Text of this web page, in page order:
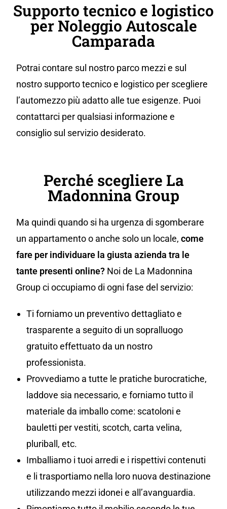
Supporto tecnico e logistico
per Noleggio Autoscale
Camparada
Potrai contare sul nostro parco mezzi e sul
nostro supporto tecnico e logistico per scegliere
l’automezzo più adatto alle tue esigenze. Puoi
contattarci per qualsiasi informazione e
consiglio sul servizio desiderato.
Perché scegliere La
Madonnina Group
Ma quindi quando si ha urgenza di sgomberare
un appartamento o anche solo un locale, come
fare per individuare la giusta azienda tra le
tante presenti online? Noi de La Madonnina
Group ci occupiamo di ogni fase del servizio:
Ti forniamo un preventivo dettagliato e
trasparente a seguito di un sopralluogo
gratuito effettuato da un nostro
professionista.
Provvediamo a tutte le pratiche burocratiche,
laddove sia necessario, e forniamo tutto il
materiale da imballo come: scatoloni e
bauletti per vestiti, scotch, carta velina,
pluriball, etc.
Imballiamo i tuoi arredi e i rispettivi contenuti
e li trasportiamo nella loro nuova destinazione
utilizzando mezzi idonei e all’avanguardia.